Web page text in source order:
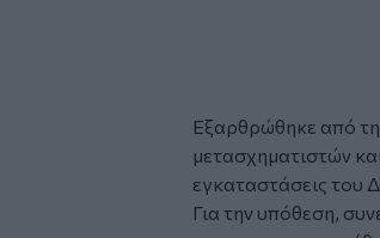
Εξαρθρώθηκε από
μετασχηματιστών
εγκαταστάσεις του
Για την υπόθεση,